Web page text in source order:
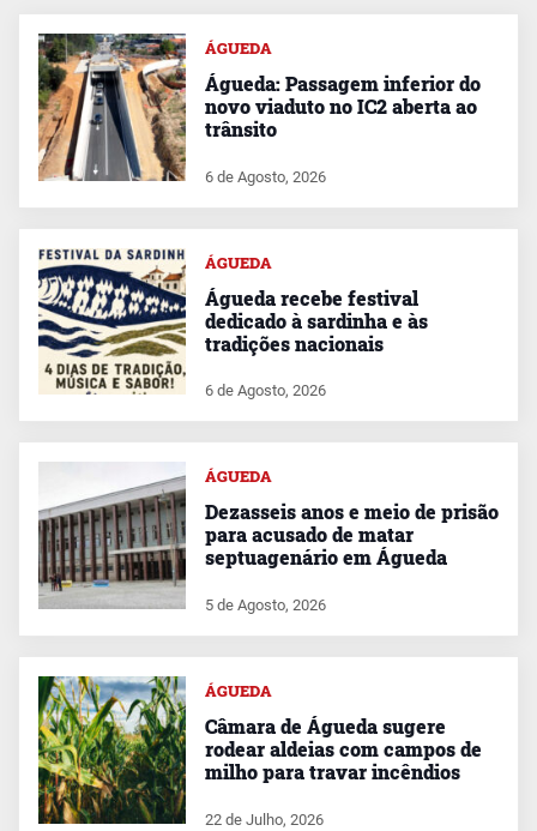
ÁGUEDA
Águeda: Passagem inferior do
novo viaduto no IC2 aberta ao
trânsito
6 de Agosto, 2026
ÁGUEDA
Águeda recebe festival
dedicado à sardinha e às
tradições nacionais
6 de Agosto, 2026
ÁGUEDA
Dezasseis anos e meio de prisão
para acusado de matar
septuagenário em Águeda
5 de Agosto, 2026
ÁGUEDA
Câmara de Águeda sugere
rodear aldeias com campos de
milho para travar incêndios
22 de Julho, 2026